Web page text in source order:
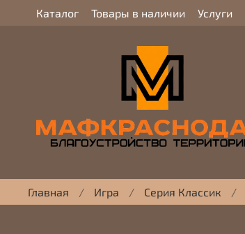
Каталог Товары в наличии Услуги
Главная Игра Серия Классик